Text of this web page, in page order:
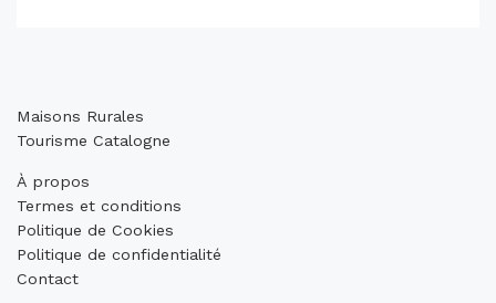
Maisons Rurales
Tourisme Catalogne
À propos
Termes et conditions
Politique de Cookies
Politique de confidentialité
Contact